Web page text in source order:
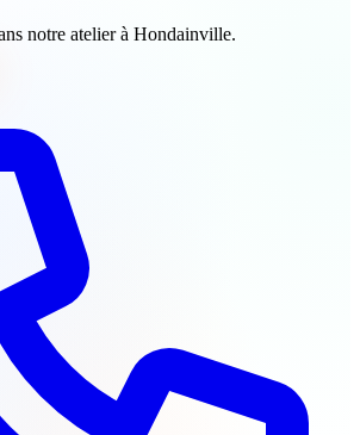
notre atelier à Hondainville.